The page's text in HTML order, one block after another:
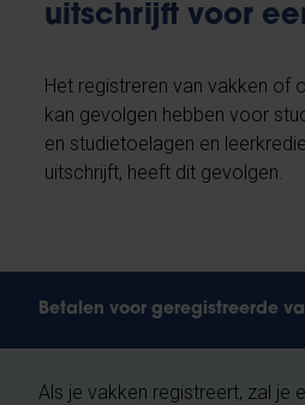
uitschrijft voor
Het registreren van vakken of
kan gevolgen hebben voor
en studietoelagen en
uitschrijft, heeft dit gevolgen.
Betalen voor geregistreerde
Als je vakken registreert, zal je